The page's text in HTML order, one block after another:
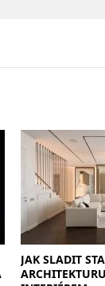
JAK SLADIT